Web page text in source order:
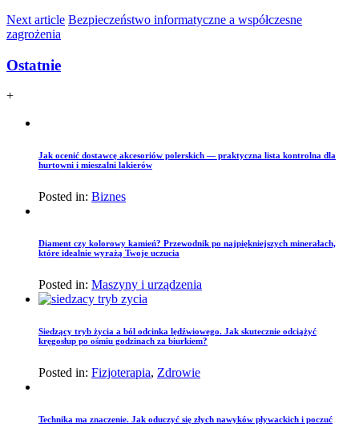
Next article Bezpieczeństwo informatyczne a współczesne
zagrożenia
Ostatnie
+
Jak ocenić dostawcę akcesoriów polerskich — praktyczna lista kontrolna dla
hurtowni i mieszalni lakierów
Posted in: Biznes
Diament czy kolorowy kamień? Przewodnik po najpiękniejszych minerałach,
które idealnie wyrażą Twoje uczucia
Posted in: Maszyny i urządzenia
Siedzący tryb życia a ból odcinka lędźwiowego. Jak skutecznie odciążyć
kręgosłup po ośmiu godzinach za biurkiem?
Posted in: Fizjoterapia, Zdrowie
Technika ma znaczenie. Jak oduczyć się złych nawyków pływackich i poczuć